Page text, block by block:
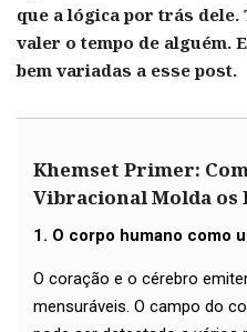
que a lógica por trás
valer o tempo de alguém.
bem variadas a esse post.
Khemset Primer:
Vibracional Molda os
1. O corpo humano como
O coração e o cérebro
mensuráveis. O campo do